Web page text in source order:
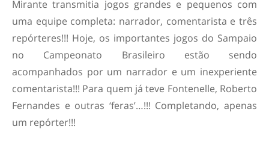
Mirante transmitia jogos grandes e pequenos com
uma equipe completa: narrador, comentarista e três
repórteres!!! Hoje, os importantes jogos do Sampaio
no Campeonato Brasileiro estão sendo
acompanhados por um narrador e um inexperiente
comentarista!!! Para quem já teve Fontenelle, Roberto
Fernandes e outras ‘feras’…!!! Completando, apenas
um repórter!!!